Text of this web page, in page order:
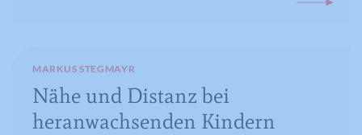
MARKUS STEGMAYR
Nähe und Distanz bei
heranwachsenden Kindern